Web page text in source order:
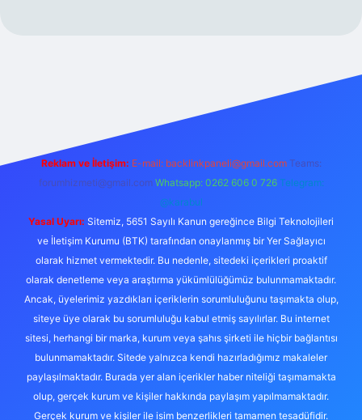
Reklam ve İletişim: E-mail: backlinkpaneli@gmail.com Teams:
forumhizmeti@gmail.com Whatsapp: 0262 606 0 726 Telegram:
@karabul
Yasal Uyarı: Sitemiz, 5651 Sayılı Kanun gereğince Bilgi Teknolojileri
ve İletişim Kurumu (BTK) tarafından onaylanmış bir Yer Sağlayıcı
olarak hizmet vermektedir. Bu nedenle, sitedeki içerikleri proaktif
olarak denetleme veya araştırma yükümlülüğümüz bulunmamaktadır.
Ancak, üyelerimiz yazdıkları içeriklerin sorumluluğunu taşımakta olup,
siteye üye olarak bu sorumluluğu kabul etmiş sayılırlar. Bu internet
sitesi, herhangi bir marka, kurum veya şahıs şirketi ile hiçbir bağlantısı
bulunmamaktadır. Sitede yalnızca kendi hazırladığımız makaleler
paylaşılmaktadır. Burada yer alan içerikler haber niteliği taşımamakta
olup, gerçek kurum ve kişiler hakkında paylaşım yapılmamaktadır.
Gerçek kurum ve kişiler ile isim benzerlikleri tamamen tesadüfidir.